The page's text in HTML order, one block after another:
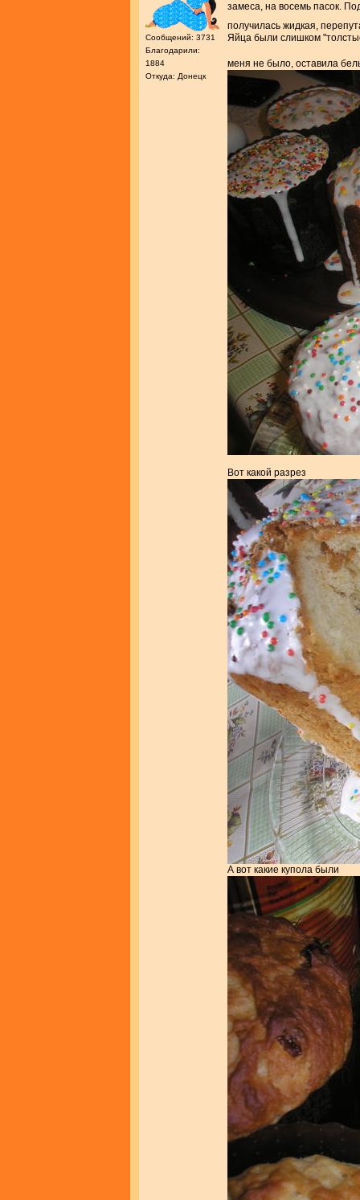
Сообщений: 3731
Благодарили:
1884
Откуда: Донецк
замеса, на восемь пасок.
получилась жидкая,
Яйца были слишком
меня не было, оставила
Вот какой разрез
А вот какие купола были